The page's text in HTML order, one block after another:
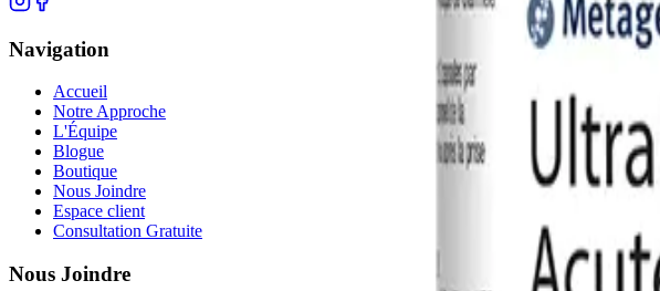
Navigation
Accueil
Notre Approche
L'Équipe
Blogue
Boutique
Nous Joindre
Espace client
Consultation Gratuite
Nous Joindre